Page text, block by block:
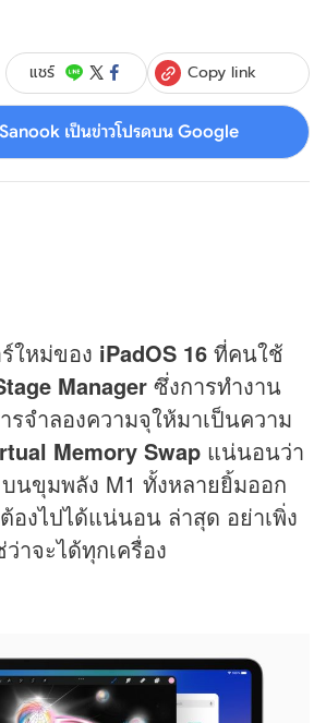
แชร์ Copy link
เป็นข่าวโปรดบน Google
ใหม่ของ iPadOS 16 ที่คนใช้
Manager ซึ่งการทำงาน
จำลองความจุให้มาเป็นความ
Memory Swap แน่นอนว่า
นขุมพลัง M1 ทั้งหลายยิ้มออก
องไปได้แน่นอน ล่าสุด อย่าเพิ่ง
าจะได้ทุกเครื่อง